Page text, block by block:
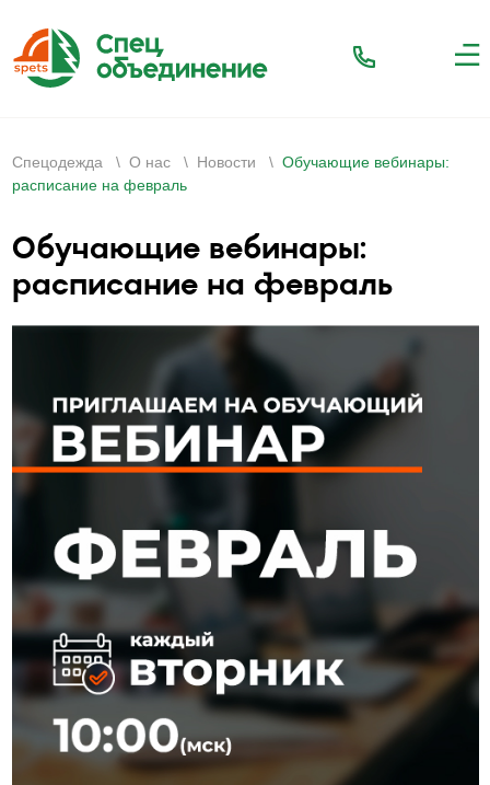
Спецодежда \ О нас \ Новости \ Обучающие вебинары:
расписание на февраль
Обучающие вебинары:
расписание на февраль